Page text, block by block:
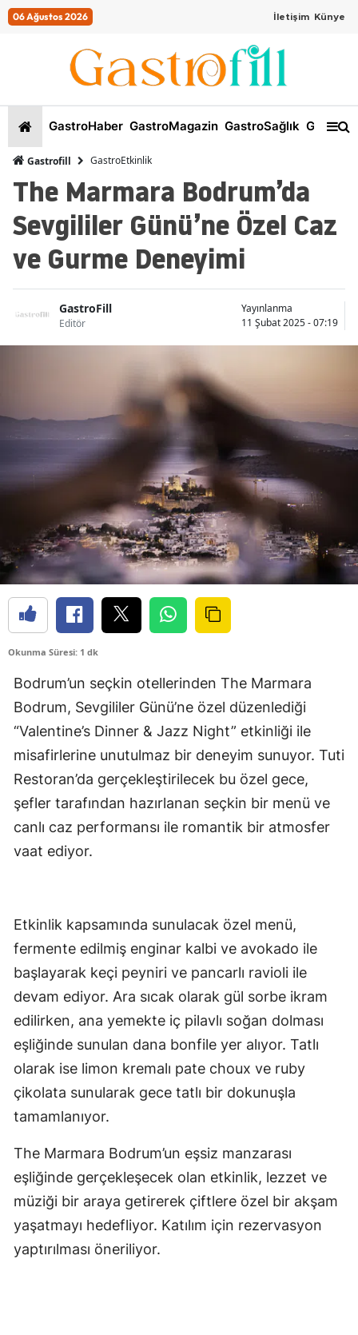
06 Ağustos 2026 İletişim Künye
GastroHaber GastroMagazin GastroSağlık
Gastrofill GastroEtkinlik
The Marmara Bodrum’da
Sevgililer Günü’ne Özel Caz
ve Gurme Deneyimi
GastroFill
Editör
Yayınlanma
11 Şubat 2025 - 07:19
Okunma Süresi: 1 dk
Bodrum’un seçkin otellerinden The Marmara
Bodrum, Sevgililer Günü’ne özel düzenlediği
“Valentine’s Dinner & Jazz Night” etkinliği ile
misafirlerine unutulmaz bir deneyim sunuyor. Tuti
Restoran’da gerçekleştirilecek bu özel gece,
şefler tarafından hazırlanan seçkin bir menü ve
canlı caz performansı ile romantik bir atmosfer
vaat ediyor.
Etkinlik kapsamında sunulacak özel menü,
fermente edilmiş enginar kalbi ve avokado ile
başlayarak keçi peyniri ve pancarlı ravioli ile
devam ediyor. Ara sıcak olarak gül sorbe ikram
edilirken, ana yemekte iç pilavlı soğan dolması
eşliğinde sunulan dana bonfile yer alıyor. Tatlı
olarak ise limon kremalı pate choux ve ruby
çikolata sunularak gece tatlı bir dokunuşla
tamamlanıyor.
The Marmara Bodrum’un eşsiz manzarası
eşliğinde gerçekleşecek olan etkinlik, lezzet ve
müziği bir araya getirerek çiftlere özel bir akşam
yaşatmayı hedefliyor. Katılım için rezervasyon
yaptırılması öneriliyor.